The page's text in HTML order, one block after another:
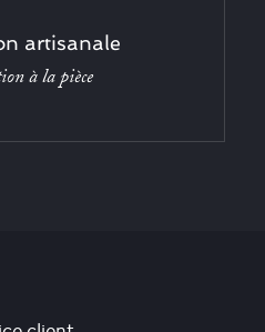
artisanale
à la pièce